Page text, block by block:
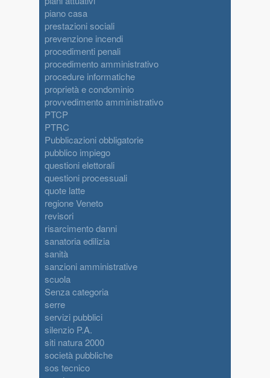
piano casa
prestazioni sociali
prevenzione incendi
procedimenti penali
procedimento amministrativo
procedure informatiche
proprietà e condominio
provvedimento amministrativo
PTCP
PTRC
Pubblicazioni obbligatorie
pubblico impiego
questioni elettorali
questioni processuali
quote latte
regione Veneto
revisori
risarcimento danni
sanatoria edilizia
sanità
sanzioni amministrative
scuola
Senza categoria
serre
servizi pubblici
silenzio P.A.
siti natura 2000
società pubbliche
sos tecnico